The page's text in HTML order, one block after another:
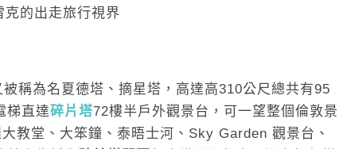
稱為名夏德塔、摘星塔，高達高310公尺總共有95
梯直達碎片塔72樓半戶外觀景台，可一望整個倫敦景
教堂、大笨鐘、泰晤士河、Sky Garden 觀景台、